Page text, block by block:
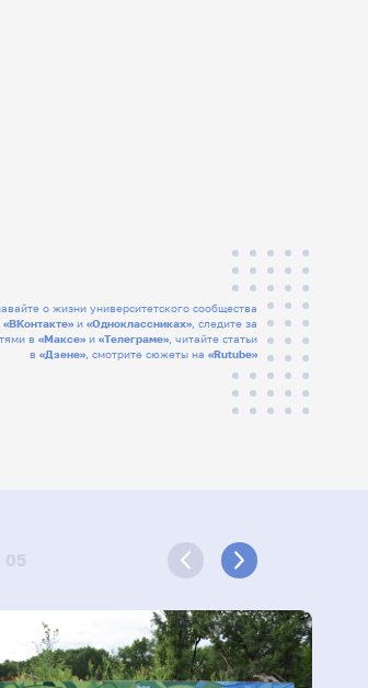
о жизни университетского сообщества
«ВКонтакте» и«Одноклассниках» , следите за
в«Максе» и«Телеграме» , читайте статьи
в«Дзене» , смотрите сюжеты на«Rutube»
05